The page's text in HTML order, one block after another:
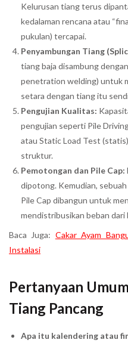
Kelurusan tiang terus
kedalaman rencana atau
pukulan) tercapai.
Penyambungan Tiang
tiang baja disambung
penetration welding) untuk
setara dengan tiang itu
Pengujian Kualitas:
pengujian seperti Pile
atau Static Load Test
struktur.
Pemotongan dan Pile Cap:
dipotong. Kemudian,
Pile Cap dibangun untuk
mendistribusikan beban dari
Baca Juga: Cakar Ayam
Instalasi
Pertanyaan
Tiang Pancang
Apa itu kalendering atau